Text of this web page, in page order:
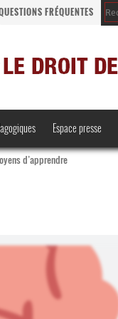
FRÉQUENTES
Espace presse
d’apprendre